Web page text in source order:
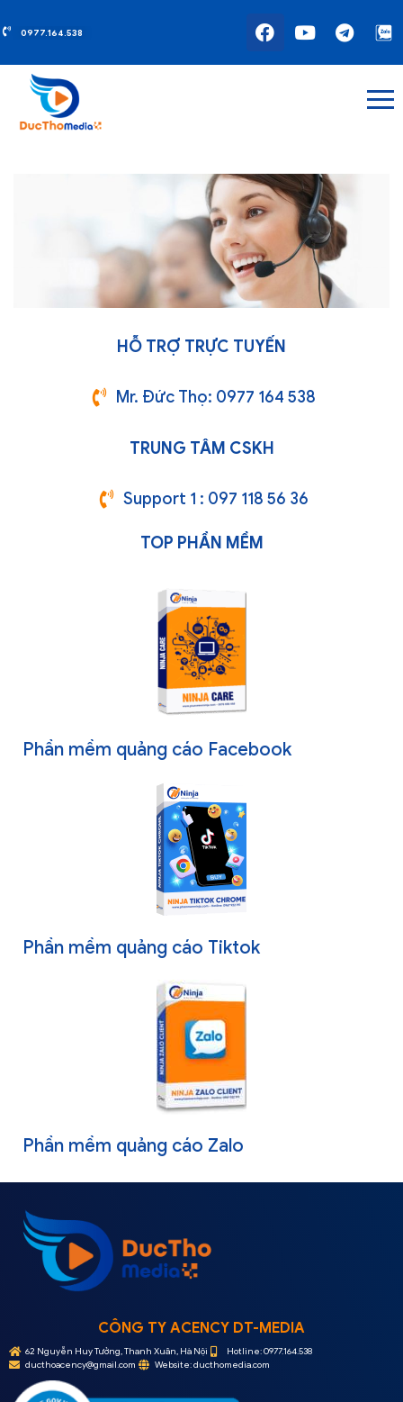
0977.164.538
HỖ TRỢ TRỰC TUYẾN
Mr. Đức Thọ: 0977 164 538
TRUNG TÂM CSKH
Support 1 : 097 118 56 36
TOP PHẦN MỀM
Phần mềm quảng cáo Facebook
Phần mềm quảng cáo Tiktok
Phần mềm quảng cáo Zalo
CÔNG TY ACENCY DT-MEDIA
62 Nguyễn Huy Tưởng, Thanh Xuân, Hà Nội
Hotline: 0977.164.538
ducthoacency@gmail.com
Website: ducthomedia.com